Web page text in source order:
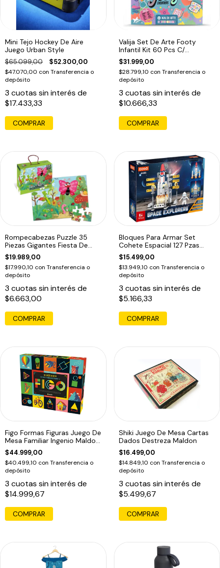
Mini Tejo Hockey De Aire
Juego Urban Style
$65.099,00 $52.300,00
$47.070,00 con Transferencia o
depósito
3 cuotas sin interés de
$17.433,33
Valija Set De Arte Footy
Infantil Kit 60 Pcs C/
Accesiorios
$31.999,00
$28.799,10 con Transferencia o
depósito
3 cuotas sin interés de
$10.666,33
COMPRAR
Rompecabezas Puzzle 35
Piezas Gigantes Fiesta De
Bichitos
$19.989,00
$17.990,10 con Transferencia o
depósito
3 cuotas sin interés de
$6.663,00
Bloques Para Armar Set
Cohete Espacial 127 Pzas
Cogo 127
$15.499,00
$13.949,10 con Transferencia o
depósito
3 cuotas sin interés de
$5.166,33
Figo Formas Figuras Juego De
Mesa Familiar Ingenio Maldon
Ed
$44.999,00
$40.499,10 con Transferencia o
depósito
3 cuotas sin interés de
$14.999,67
Shiki Juego De Mesa Cartas
Dados Destreza Maldon
$16.499,00
$14.849,10 con Transferencia o
depósito
3 cuotas sin interés de
$5.499,67